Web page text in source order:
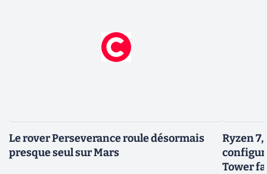
Le rover Perseverance roule désormais
presque seul sur Mars
Ryzen 7,
Tower